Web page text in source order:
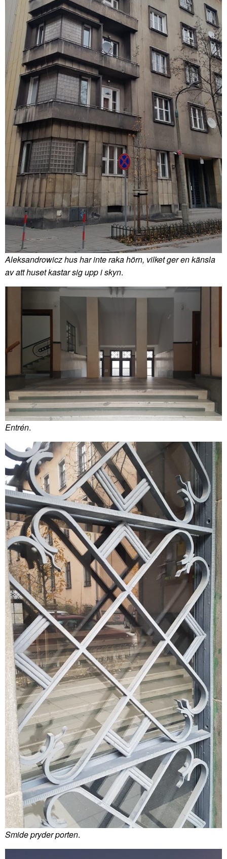
Aleksandrowicz hus har inte raka hörn, vilket ger en känsla
av att huset kastar sig upp i skyn.
Entrén.
Smide pryder porten.